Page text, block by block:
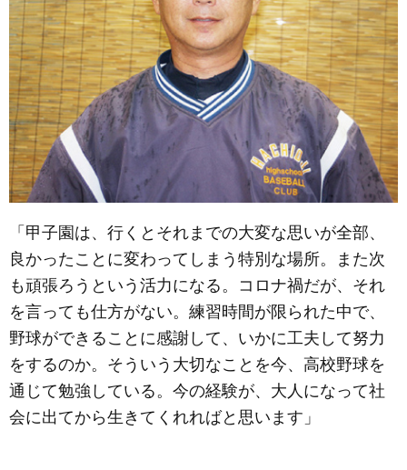
「甲子園は、行くとそれまでの大変な思いが全部、
良かったことに変わってしまう特別な場所。また次
も頑張ろうという活力になる。コロナ禍だが、それ
を言っても仕方がない。練習時間が限られた中で、
野球ができることに感謝して、いかに工夫して努力
をするのか。そういう大切なことを今、高校野球を
通じて勉強している。今の経験が、大人になって社
会に出てから生きてくれればと思います」